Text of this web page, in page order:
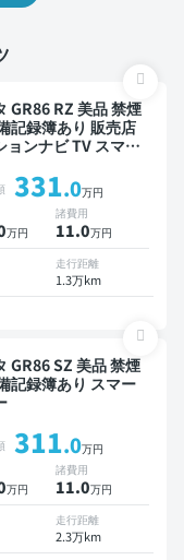
GR86 RZ 美品 禁煙
記録簿あり 販売店
ョンナビ TV スマー
イブレコーダー
331.0万円
万円
諸費用
11.0万円
走行距離
1.3万km
GR86 SZ 美品 禁煙
記録簿あり スマー
311.0万円
万円
諸費用
11.0万円
走行距離
2.3万km